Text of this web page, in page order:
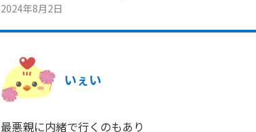
2024年8月2日
いぇい
最悪親に内緒で行くのもあり